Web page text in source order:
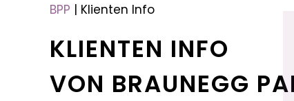
BPP | Klienten Info
KLIENTEN INFO
VON BRAUNEGG